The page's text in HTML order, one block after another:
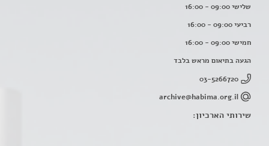
שלישי 09:00 - 16:00
רביעי 09:00 - 16:00
חמישי 09:00 - 16:00
הגעה בתיאום מראש בלבד
03-5266720
archive@habima.org.il
שירותי הארכיון: